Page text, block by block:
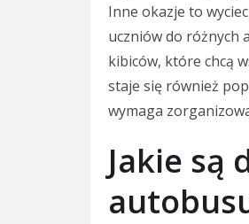
Inne okazje to
uczniów do różnych
kibiców, które chcą
staje się również
wymaga
Jakie są